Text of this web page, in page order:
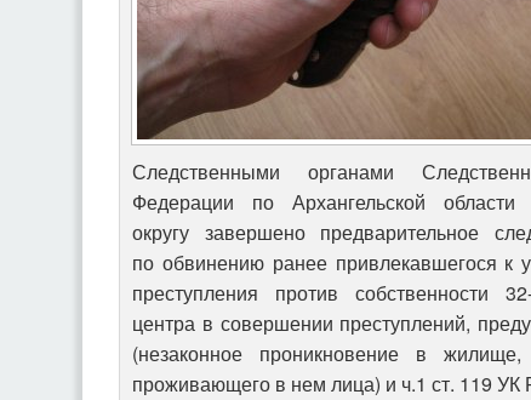
Следственными органами
Федерации по Архангельской
округу завершено предварительное
по обвинению ранее привлекавшегося к
преступления против собственности
центра в совершении преступлений,
(незаконное проникновение в
проживающего в нем лица) и ч.1 ст. 119 УК